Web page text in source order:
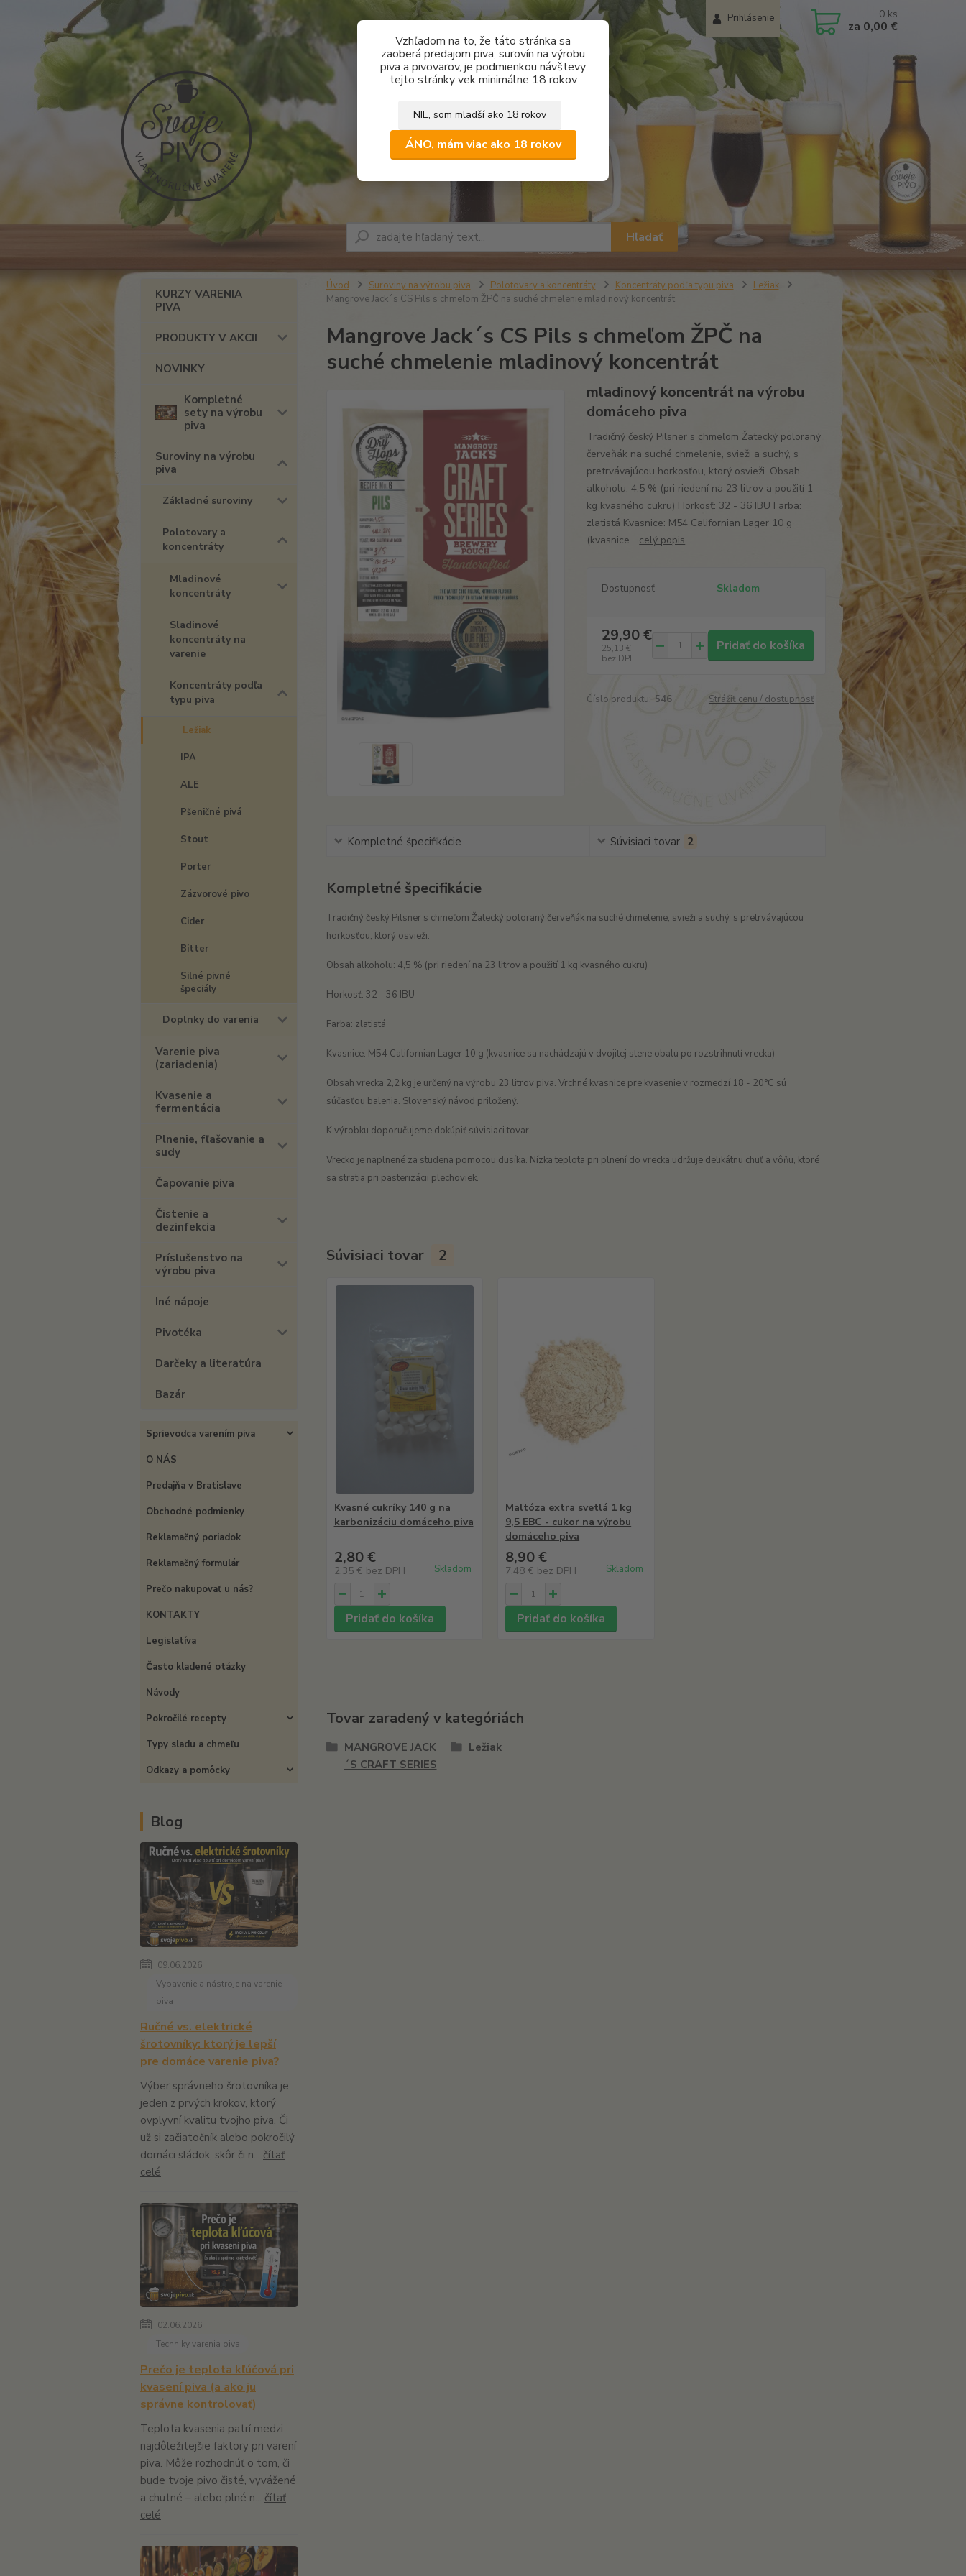
Vzhľadom na to, že táto stránka sa
zaoberá predajom piva, surovín na výrobu
piva a pivovarov, je podmienkou návštevy
tejto stránky vek minimálne 18 rokov
NIE, som mladší ako 18 rokov
ÁNO, mám viac ako 18 rokov
Prihlásenie
Hľadať
0 ks
za 0,00 €
KURZY VARENIA
PIVA
PRODUKTY V AKCII
NOVINKY
Kompletné
sety na výrobu
piva
Suroviny na výrobu
piva
Základné suroviny
Polotovary a
koncentráty
Mladinové
koncentráty
Sladinové
koncentráty na
varenie
Koncentráty podľa
typu piva
Ležiak
IPA
ALE
Pšeničné pivá
Stout
Porter
Zázvorové pivo
Cider
Bitter
Silné pivné
špeciály
Doplnky do varenia
Varenie piva
(zariadenia)
Kvasenie a
fermentácia
Plnenie, fľašovanie a
sudy
Čapovanie piva
Čistenie a
dezinfekcia
Príslušenstvo na
výrobu piva
Iné nápoje
Pivotéka
Darčeky a literatúra
Bazár
Sprievodca varením piva
O NÁS
Predajňa v Bratislave
Obchodné podmienky
Reklamačný poriadok
Reklamačný formulár
Prečo nakupovať u nás?
KONTAKTY
Legislatíva
Často kladené otázky
Návody
Pokročilé recepty
Typy sladu a chmeľu
Odkazy a pomôcky
Blog
09.06.2026
Vybavenie a nástroje na varenie
piva
Ručné vs. elektrické
šrotovníky: ktorý je lepší
pre domáce varenie piva?
Výber správneho šrotovníka je
jeden z prvých krokov, ktorý
ovplyvní kvalitu tvojho piva. Či
už si začiatočník alebo pokročilý
domáci sládok, skôr či n... čítať
celé
02.06.2026
Techniky varenia piva
Prečo je teplota kľúčová pri
kvasení piva (a ako ju
správne kontrolovať)
Teplota kvasenia patrí medzi
najdôležitejšie faktory pri varení
piva. Môže rozhodnúť o tom, či
bude tvoje pivo čisté, vyvážené
a chutné – alebo plné n... čítať
celé
Úvod Suroviny na výrobu piva Polotovary a koncentráty Koncentráty podľa typu piva
Ležiak
Mangrove Jack´s CS Pils s chmeľom ŽPČ na suché chmelenie mladinový koncentrát
Mangrove Jack´s CS Pils s chmeľom ŽPČ na
suché chmelenie mladinový koncentrát
mladinový koncentrát na výrobu
domáceho piva
Tradičný český Pilsner s chmeľom Žatecký poloraný
červeňák na suché chmelenie, svieži a suchý, s
pretrvávajúcou horkosťou, ktorý osvieži. Obsah
alkoholu: 4,5 % (pri riedení na 23 litrov a použití 1
kg kvasného cukru) Horkosť: 32 - 36 IBU Farba:
zlatistá Kvasnice: M54 Californian Lager 10 g
(kvasnice... celý popis
Dostupnosť Skladom
29,90 €
25,13 €
bez DPH
Pridať do košíka
Číslo produktu: 546 Strážiť cenu / dostupnosť
Kompletné špecifikácie Súvisiaci tovar 2
Kompletné špecifikácie
Tradičný český Pilsner s chmeľom Žatecký poloraný červeňák na suché chmelenie, svieži a suchý, s pretrvávajúcou
horkosťou, ktorý osvieži.
Obsah alkoholu: 4,5 % (pri riedení na 23 litrov a použití 1 kg kvasného cukru)
Horkosť: 32 - 36 IBU
Farba: zlatistá
Kvasnice: M54 Californian Lager 10 g (kvasnice sa nachádzajú v dvojitej stene obalu po rozstrihnutí vrecka)
Obsah vrecka 2,2 kg je určený na výrobu 23 litrov piva. Vrchné kvasnice pre kvasenie v rozmedzí 18 - 20°C sú
súčasťou balenia. Slovenský návod priložený.
K výrobku doporučujeme dokúpiť súvisiaci tovar.
Vrecko je naplnené za studena pomocou dusíka. Nízka teplota pri plnení do vrecka udržuje delikátnu chuť a vôňu, ktoré
sa stratia pri pasterizácii plechoviek.
Súvisiaci tovar 2
Kvasné cukríky 140 g na
karbonizáciu domáceho piva
2,80 €
2,35 € bez DPH Skladom
Pridať do košíka
Maltóza extra svetlá 1 kg
9,5 EBC - cukor na výrobu
domáceho piva
8,90 €
7,48 € bez DPH Skladom
Pridať do košíka
Tovar zaradený v kategóriách
MANGROVE JACK
´S CRAFT SERIES
Ležiak